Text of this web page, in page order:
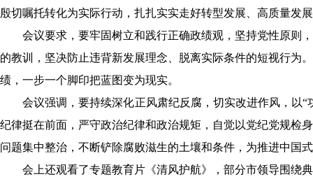
殷切嘱托转化为实际行动，扎扎实实走好转型发展、高质量发
会议要求，要牢固树立和践行正确政绩观，坚持党性原则
的教训，坚决防止违背新发展理念、脱离实际条件的短视行为
绩，一步一个脚印把蓝图变为现实。
会议强调，要持续深化正风肃纪反腐，切实改进作风，以“
纪律挺在前面，严守政治纪律和政治规矩，自觉以党纪党规检
问题集中整治，不断铲除腐败滋生的土壤和条件，为推进中国
会上还观看了专题教育片《清风护航》，部分市领导围绕